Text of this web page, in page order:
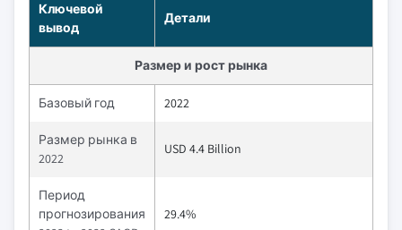
Ключевой
вывод
Детали
Размер и рост рынка
Базовый год 2022
Размер рынка в
2022
USD 4.4 Billion
Период
прогнозирования
29.4%